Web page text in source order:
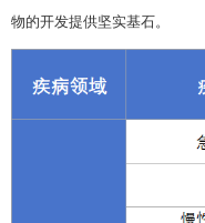
物的开发提供坚实基石。